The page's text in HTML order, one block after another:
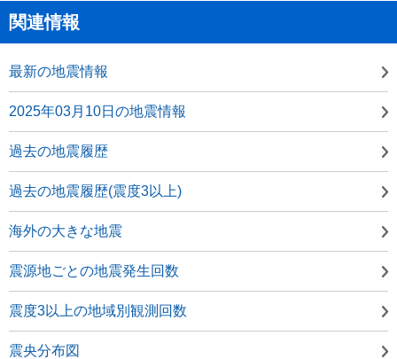
関連情報
最新の地震情報
2025年03月10日の地震情報
過去の地震履歴
過去の地震履歴(震度3以上)
海外の大きな地震
震源地ごとの地震発生回数
震度3以上の地域別観測回数
震央分布図